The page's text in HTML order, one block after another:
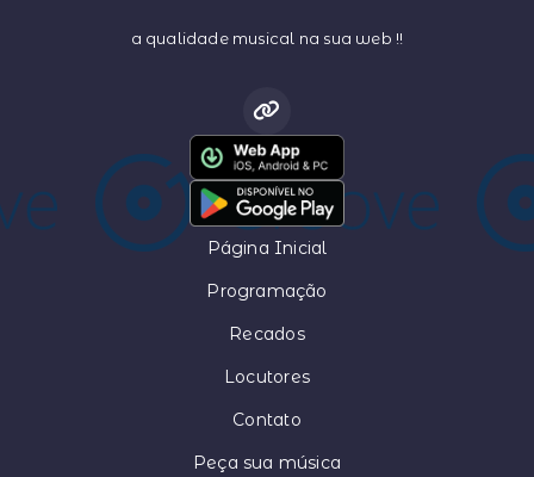
a qualidade musical na sua web !!
Página Inicial
Programação
Recados
Locutores
Contato
Peça sua música